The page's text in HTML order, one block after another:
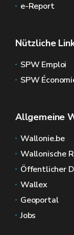
e-Report
Nützliche
SPW Emploi
SPW
Allgemeine
Wallonie.be
Wallonische
Öffentlicher
Wallex
Geoportal
Jobs